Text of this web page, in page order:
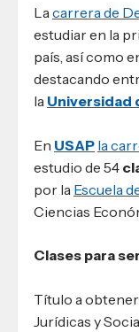
La carrera de
estudiar en la
país, así como
destacando
la Universidad
En USAP la
estudio de 54
por la Escuela
Ciencias
Clases para
Título a
Jurídicas y